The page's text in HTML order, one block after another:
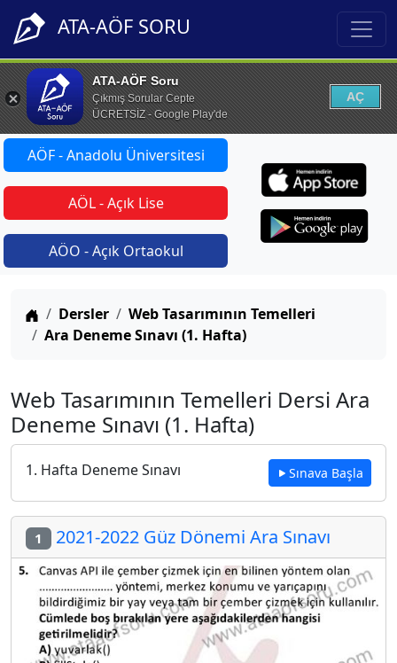
ATA-AÖF SORU
ATA-AÖF Soru
Çıkmış Sorular Cepte
ÜCRETSİZ - Google Play'de
AÇ
AÖF - Anadolu Üniversitesi
AÖL - Açık Lise
AÖO - Açık Ortaokul
Anasayfa
Dersler
Web Tasarımının Temelleri
Ara Deneme Sınavı (1. Hafta)
Web Tasarımının Temelleri Dersi Ara
Deneme Sınavı (1. Hafta)
1. Hafta Deneme Sınavı Sınava Başla
1 2021-2022 Güz Dönemi Ara Sınavı